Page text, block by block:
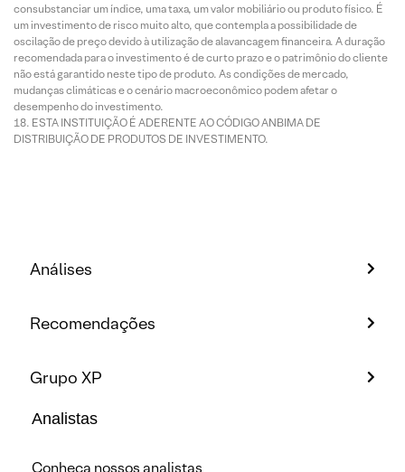
consubstanciar um índice, uma taxa, um valor mobiliário ou produto físico. É
um investimento de risco muito alto, que contempla a possibilidade de
oscilação de preço devido à utilização de alavancagem financeira. A duração
recomendada para o investimento é de curto prazo e o patrimônio do cliente
não está garantido neste tipo de produto. As condições de mercado,
mudanças climáticas e o cenário macroeconômico podem afetar o
desempenho do investimento.
ESTA INSTITUIÇÃO É ADERENTE AO CÓDIGO ANBIMA DE
DISTRIBUIÇÃO DE PRODUTOS DE INVESTIMENTO.
Análises
Recomendações
Grupo XP
Analistas
Conheça nossos analistas